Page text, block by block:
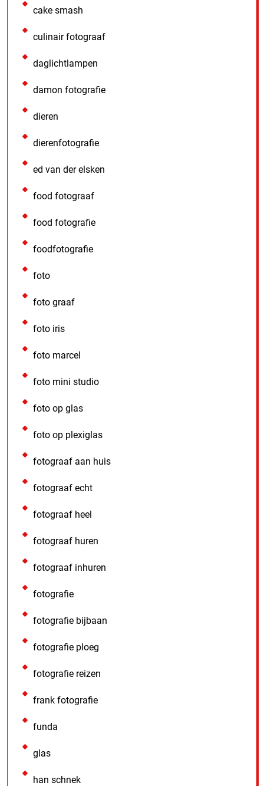
cake smash
culinair fotograaf
daglichtlampen
damon fotografie
dieren
dierenfotografie
ed van der elsken
food fotograaf
food fotografie
foodfotografie
foto
foto graaf
foto iris
foto marcel
foto mini studio
foto op glas
foto op plexiglas
fotograaf aan huis
fotograaf echt
fotograaf heel
fotograaf huren
fotograaf inhuren
fotografie
fotografie bijbaan
fotografie ploeg
fotografie reizen
frank fotografie
funda
glas
han schnek